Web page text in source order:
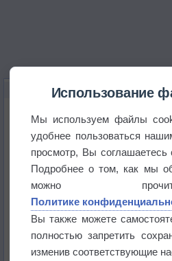
НОВОЕ О ПОГОДЕ
Приложение построит
Атмосфера начала
В Приморье
Использование
Мы используем файлы
удобнее пользоваться
просмотр, Вы соглашаетесь
Подробнее о том, как мы
можно
Политике
Вы также можете
полностью запретить
изменив соответствующие